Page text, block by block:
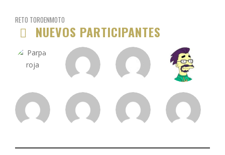
RETO TOROENMOTO
NUEVOS PARTICIPANTES